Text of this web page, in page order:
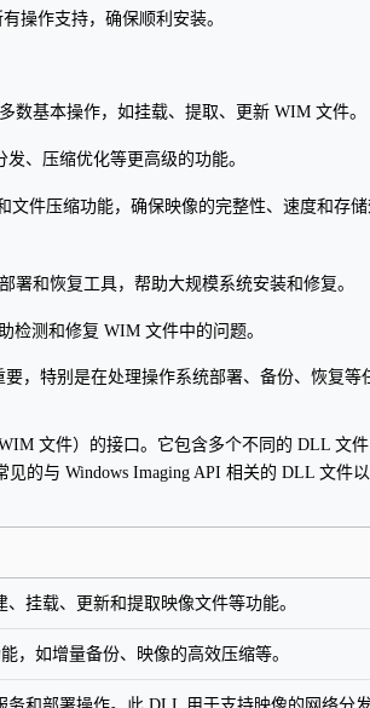
操作支持，确保顺利安装。
数基本操作，如挂载、提取、更新 WIM 文件。
、压缩优化等更高级的功能。
文件压缩功能，确保映像的完整性、速度和存储
署和恢复工具，帮助大规模系统安装和修复。
检测和修复 WIM 文件中的问题。
，特别是在处理操作系统部署、备份、恢复等
文件）的接口。它包含多个不同的 DLL 文
的与 Windows Imaging API 相关的 DLL 文件
挂载、更新和提取映像文件等功能。
，如增量备份、映像的高效压缩等。